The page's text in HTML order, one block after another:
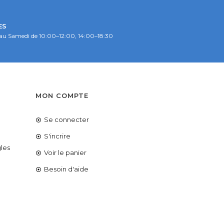
Samedi de 10:00–12:00, 14:00–18:30
MON COMPTE
Se connecter
S'incrire
Voir le panier
Besoin d'aide